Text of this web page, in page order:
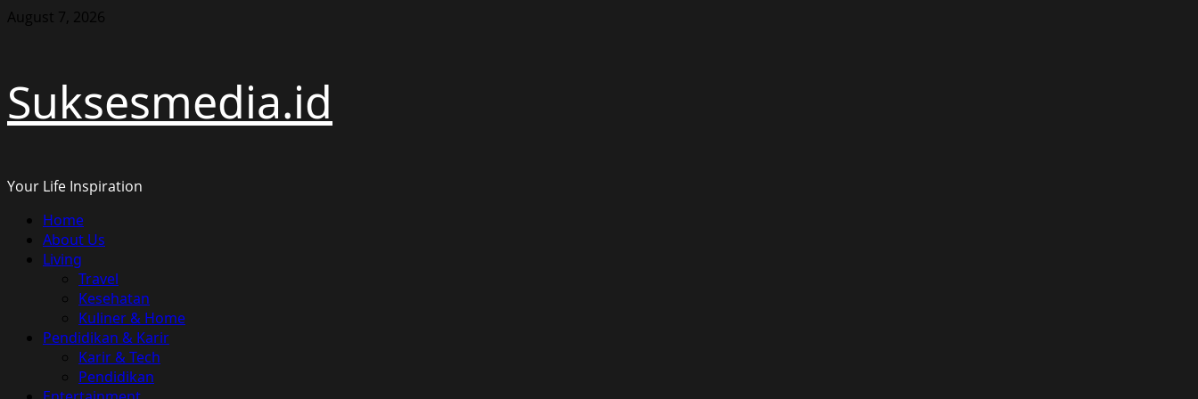
Skip
August 7, 2026
Suksesmedia.id
Your Life Inspiration
Primary
Menu
Home
About Us
Living
Travel
Kesehatan
Kuliner & Home
Pendidikan & Karir
Karir & Tech
Pendidikan